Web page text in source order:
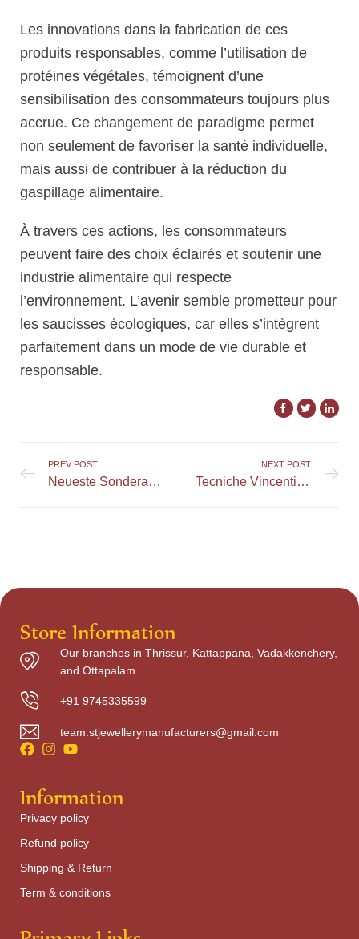
Les innovations dans la fabrication de ces
produits responsables, comme l’utilisation de
protéines végétales, témoignent d’une
sensibilisation des consommateurs toujours plus
accrue. Ce changement de paradigme permet
non seulement de favoriser la santé individuelle,
mais aussi de contribuer à la réduction du
gaspillage alimentaire.
À travers ces actions, les consommateurs
peuvent faire des choix éclairés et soutenir une
industrie alimentaire qui respecte
l’environnement. L’avenir semble prometteur pour
les saucisses écologiques, car elles s’intègrent
parfaitement dans un mode de vie durable et
responsable.
PREV POST
Neueste Sonderangebote und Aktionen auf coolzino.at entdecken
NEXT POST
Tecniche Vincenti per le Slot
Store Information
Our branches in Thrissur, Kattappana, Vadakkenchery,
and Ottapalam
+91 9745335599
team.stjewellerymanufacturers@gmail.com
Information
Privacy policy
Refund policy
Shipping & Return
Term & conditions